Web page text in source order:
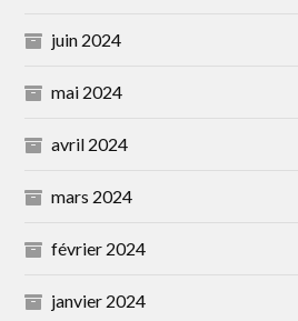
juin 2024
mai 2024
avril 2024
mars 2024
février 2024
janvier 2024